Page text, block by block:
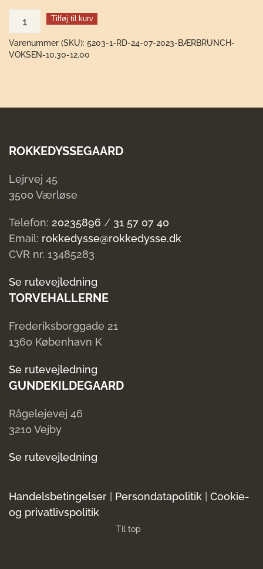
24-
07-
antal
Tilføj til kurv
Varenummer (SKU): 5203-1-RD-24-07-2023-BÆRBRUNCH-
VOKSEN-10.30-12.00
ROKKEDYSSEGAARD
Lejrvej 45
3500 Værløse
Telefon: 20235896 / 31 57 07 40
Email: rokkedysse@rokkedysse.dk
CVR nr. 13485283
Se rutevejledning
TORVEHALLERNE
Frederiksborggade 21
1360 København K
Se rutevejledning
GUNDEKILDEGAARD
Rågelejevej 46
3210 Vejby
Se rutevejledning
Handelsbetingelser Persondatapolitik
Cookie-
og privatlivspolitik
Til top